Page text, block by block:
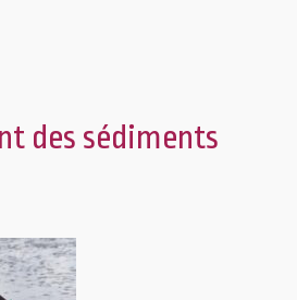
des sédiments